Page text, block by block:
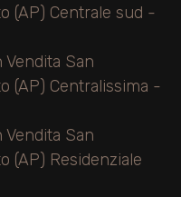
(AP) Centrale sud -
San
(AP) Centralissima -
San
(AP) Residenziale